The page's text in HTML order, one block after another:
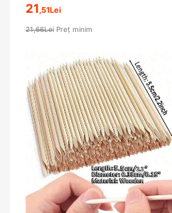
21,51Lei
21,66Lei Preț minim